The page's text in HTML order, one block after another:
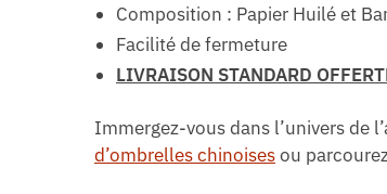
Composition : Papier Huilé et
Facilité de fermeture
LIVRAISON STANDARD
Immergez-vous dans l’univers de
d’ombrelles chinoisesou